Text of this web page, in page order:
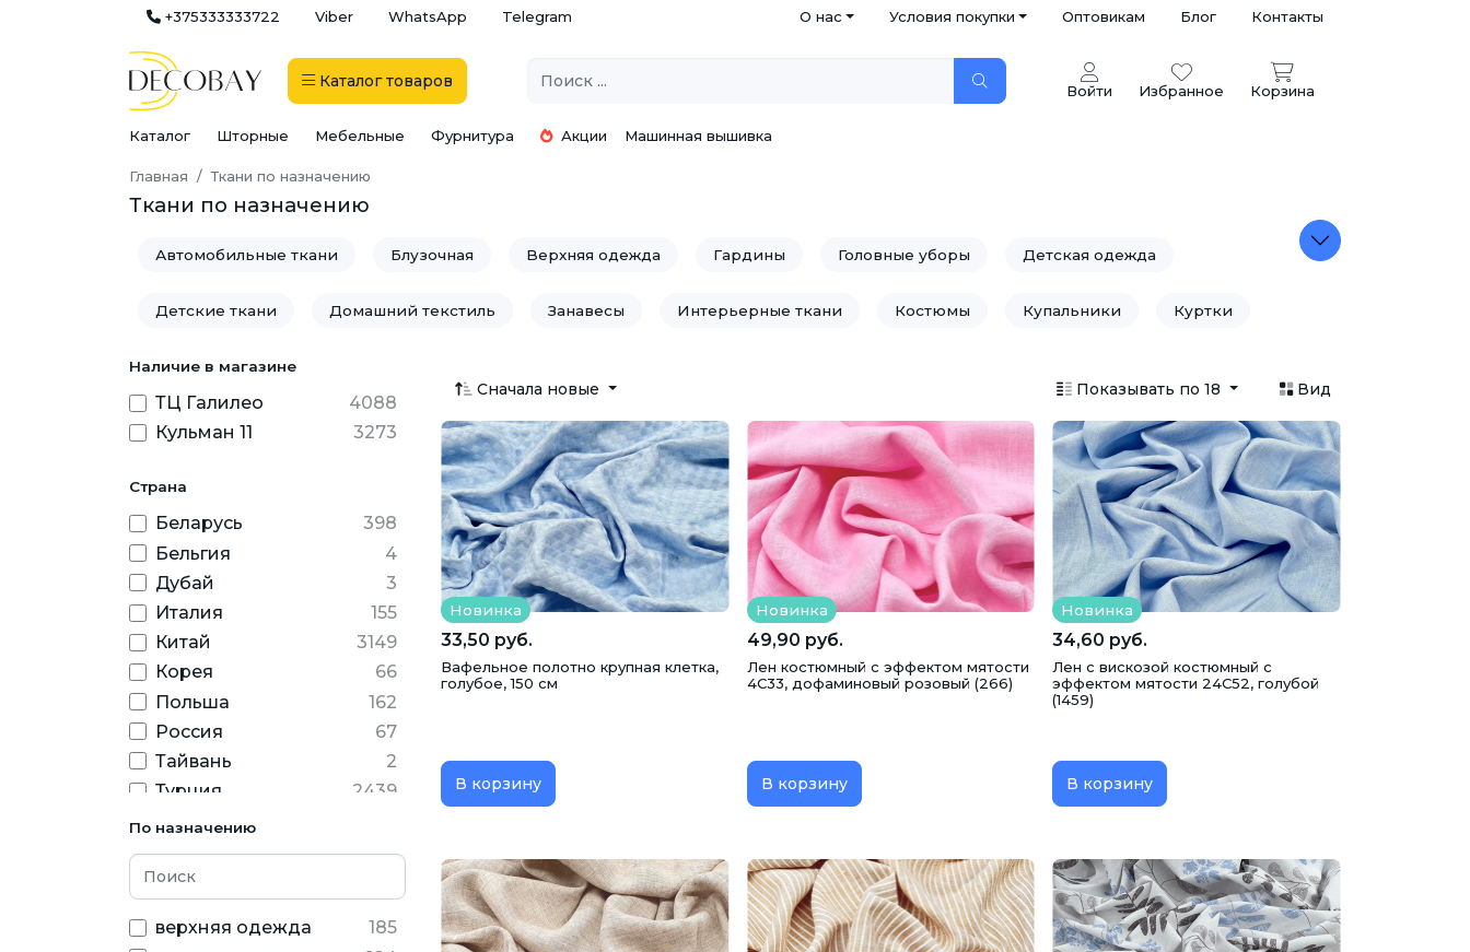
+375333333722 Viber WhatsApp Telegram О нас Условия покупки Оптовикам Блог Контакты
Каталог товаров Войти Избранное Корзина
Каталог Шторные Мебельные Фурнитура Акции Машинная вышивка
Главная Ткани по назначению
Ткани по назначению
Автомобильные ткани Блузочная Верхняя одежда Гардины Головные уборы Детская одежда
Детские ткани Домашний текстиль Занавесы Интерьерные ткани Костюмы Купальники Куртки
Мебель Медицинские ткани
Рабочая одежда Рубашки Свадебные платья Скатерти Спортивная одежда Сумки Театральные ткани
Ткани для декораторов, свадебные Ткани для подкладки Трикотажные изделия Утеплитель
Халаты Школьная форма Шторы Юбки
Наличие в магазине
ТЦ Галилео
4088
Кульман 11
3273
Страна
Беларусь
398
Бельгия
4
Дубай
3
Италия
155
Китай
3149
Корея
66
Польша
162
Россия
67
Тайвань
2
Турция
2439
Узбекистан
Франция
44
По назначению
верхняя одежда
185
Сначала новые Показывать по 18 Вид
33,50 руб.
Новинка
Вафельное полотно крупная клетка,
голубое, 150 см
В корзину
49,90 руб.
Новинка
Лен костюмный с эффектом мятости
4С33, дофаминовый розовый (266)
В корзину
34,60 руб.
Новинка
Лен с вискозой костюмный с
эффектом мятости 24С52, голубой
(1459)
В корзину